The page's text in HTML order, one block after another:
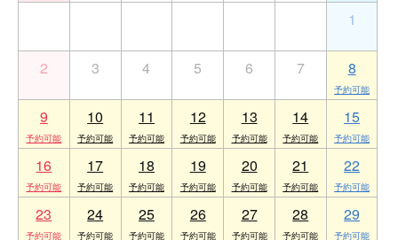
1
2 3 4 5 6 7 8
9 10 11 12 13 14 15
16 17 18 19 20 21 22
23 24 25 26 27 28 29